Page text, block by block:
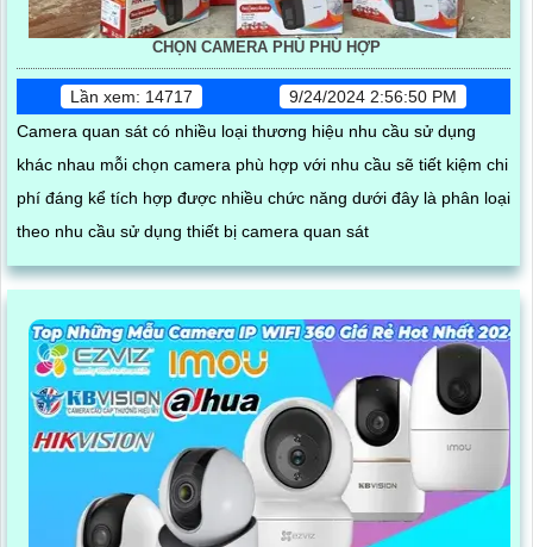
CHỌN CAMERA PHÙ PHÙ HỢP
Lần xem: 14717
9/24/2024 2:56:50 PM
Camera quan sát có nhiều loại thương hiệu nhu cầu sử dụng
khác nhau mỗi chọn camera phù hợp với nhu cầu sẽ tiết kiệm chi
phí đáng kể tích hợp được nhiều chức năng dưới đây là phân loại
theo nhu cầu sử dụng thiết bị camera quan sát